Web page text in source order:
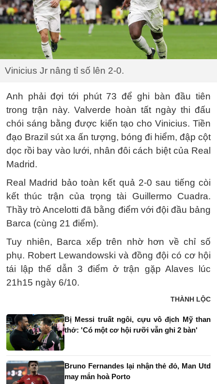
Vinicius Jr nâng tỉ số lên 2-0.
Anh phải đợi tới phút 73 để ghi bàn đầu tiên
trong trận này. Valverde hoàn tất ngày thi đấu
chói sáng bằng được kiến tạo cho Vinicius. Tiền
đạo Brazil sút xa ấn tượng, bóng đi hiểm, đập cột
dọc rồi bay vào lưới, nhân đôi cách biệt của Real
Madrid.
Real Madrid bảo toàn kết quả 2-0 sau tiếng còi
kết thúc trận của trọng tài Guillermo Cuadra.
Thầy trò Ancelotti đã bằng điểm với đội đầu bảng
Barca (cùng 21 điểm).
Tuy nhiên, Barca xếp trên nhờ hơn về chỉ số
phụ. Robert Lewandowski và đồng đội có cơ hội
tái lập thế dẫn 3 điểm ở trận gặp Alaves lúc
21h15 ngày 6/10.
THÀNH LỘC
Bị Messi truất ngôi, cựu vô địch Mỹ than
thở: 'Có một cơ hội rưỡi vẫn ghi 2 bàn'
Bruno Fernandes lại nhận thẻ đỏ, Man Utd
may mắn hoà Porto